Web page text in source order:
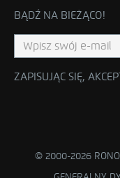
BĄDŹ NA BIEŻĄCO!
ZAPISUJĄC SIĘ,
© 2000-2026